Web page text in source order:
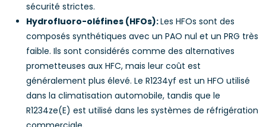
sécurité strictes.
Hydrofluoro-oléfines (HFOs):Les HFOs sont des
composés synthétiques avec un PAO nul et un PRG très
faible. Ils sont considérés comme des alternatives
prometteuses aux HFC, mais leur coût est
généralement plus élevé. Le R1234yf est un HFO utilisé
dans la climatisation automobile, tandis que le
R1234ze(E) est utilisé dans les systèmes de réfrigération